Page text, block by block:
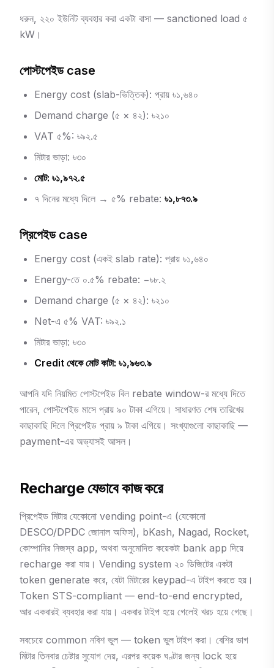
ধরুন, ২২০ ইউনিট ব্যবহার করা একটা বাসা — sanctioned load ৫
kW।
পোস্টপেইড case
Energy cost (slab-ভিত্তিক): প্রায় ৳১,৬৪০
Demand charge (৫ × ৪২): ৳২১০
VAT ৫%: ৳৯২.৫
মিটার ভাড়া: ৳৩০
মোট: ৳১,৯৭২.৫
৭ দিনের মধ্যে দিলে → ৫% rebate: ৳১,৮৭৩.৯
প্রিপেইড case
Energy cost (একই slab rate): প্রায় ৳১,৬৪০
Energy-তে ০.৫% rebate: −৳৮.২
Demand charge (৫ × ৪২): ৳২১০
Net-এ ৫% VAT: ৳৯২.১
মিটার ভাড়া: ৳৩০
Credit থেকে মোট কাটা: ৳১,৯৬৩.৯
আপনি যদি নিয়মিত পোস্টপেইড বিল rebate window-র মধ্যে দিতে
পারেন, পোস্টপেইড মাসে প্রায় ৯০ টাকা এগিয়ে। সাধারণত শেষ তারিখের
কাছাকাছি দিলে প্রিপেইড প্রায় ৯ টাকা এগিয়ে। সংখ্যাগুলো কাছাকাছি —
payment-এর অভ্যাসই আসল।
Recharge যেভাবে কাজ করে
প্রিপেইড মিটার যেকোনো vending point-এ (যেকোনো
DESCO/DPDC জোনাল অফিস), bKash, Nagad, Rocket,
কোম্পানির নিজস্ব app, অথবা অনুমোদিত কয়েকটা bank app দিয়ে
recharge করা যায়। Vending system ২০ ডিজিটের একটা
token generate করে, যেটা মিটারের keypad-এ টাইপ করতে হয়।
Token STS-compliant — end-to-end encrypted,
আর একবারই ব্যবহার করা যায়। একবার টাইপ হয়ে গেলেই খরচ হয়ে গেছে।
সবচেয়ে common নবিশ ভুল — token ভুল টাইপ করা। বেশির ভাগ
মিটার তিনবার চেষ্টার সুযোগ দেয়, এরপর কয়েক ঘণ্টার জন্য lock হয়ে